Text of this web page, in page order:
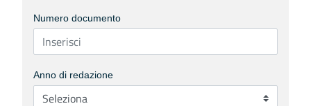
Numero documento
Anno di redazione